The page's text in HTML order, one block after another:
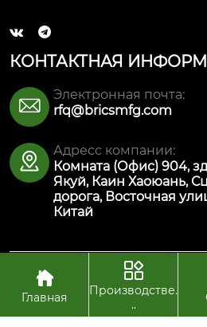
 
КОНТАКТНАЯ

Электронная почта:
rfq@bricsmfg.com

Адресс компании:
Комната (Офис) 904,
Якуй, Каин Хаоюань,
дорога, Восточная
Китай
Авторское право© ООО
производственная технология

Главная

Производстве.
..